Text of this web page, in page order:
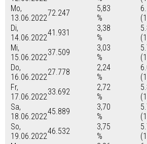
Mo,
13.06.2022
72.247
5,83
%
Di,
14.06.2022
41.931
3,38
%
Mi,
15.06.2022
37.509
3,03
%
Do,
16.06.2022
27.778
2,24
%
Fr,
17.06.2022
33.692
2,72
%
Sa,
18.06.2022
45.889
3,70
%
So,
19.06.2022
46.532
3,75
%